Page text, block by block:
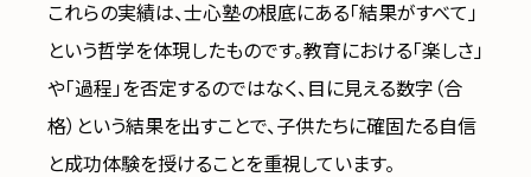
これらの実績は、士心塾の根底にある「結果がすべて」
という哲学を体現したものです。教育における「楽しさ」
や「過程」を否定するのではなく、目に見える数字（合
格）という結果を出すことで、子供たちに確固たる自信
と成功体験を授けることを重視しています。